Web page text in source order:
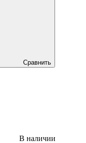
Сравнить
В наличии